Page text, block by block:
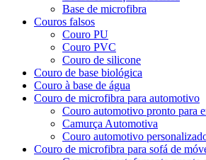
Base de microfibra
Couros falsos
Couro PU
Couro PVC
Couro de silicone
Couro de base biológica
Couro à base de água
Couro de microfibra para automotivo
Couro automotivo pronto para
Camurça Automotiva
Couro automotivo
Couro de microfibra para sofá de